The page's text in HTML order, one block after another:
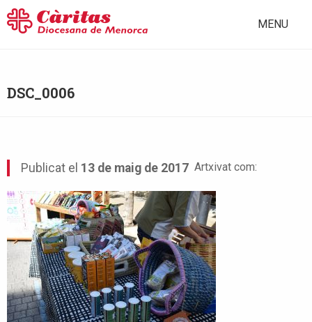
MENU
DSC_0006
Publicat el 13 de maig de 2017 Artxivat com: